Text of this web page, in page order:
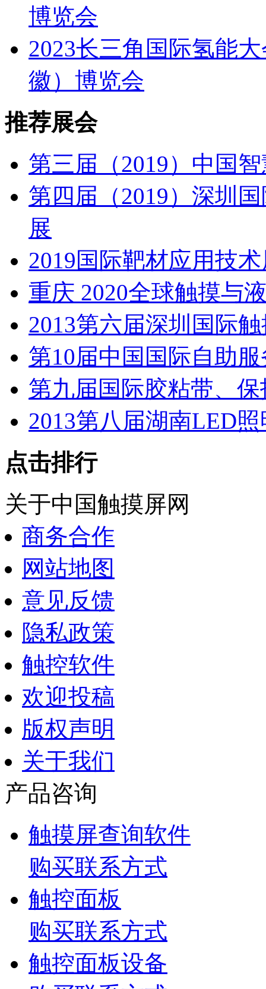
博览会
2023长三角国际氢能
徽）博览会
推荐展会
第三届（2019）中国
第四届（2019）深圳
展
2019国际靶材应用技
重庆 2020全球触摸与
2013第六届深圳国际
第10届中国国际自助
第九届国际胶粘带、
2013第八届湖南LED
点击排行
关于中国触摸屏网
商务合作
网站地图
意见反馈
隐私政策
触控软件
欢迎投稿
版权声明
关于我们
产品咨询
触摸屏查询软件
购买联系方式
触控面板
购买联系方式
触控面板设备